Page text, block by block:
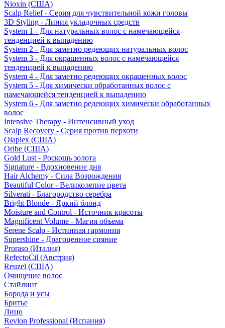
Nioxin (США)
Scalp Relief - Серия для чувствительной кожи головы
3D Styling - Линия укладочных средств
System 1 - Для натуральных волос с намечающейся
тенденцией к выпадению
System 2 - Для заметно редеющих натуральных волос
System 3 - Для окрашенных волос с намечающейся
тенденцией к выпадению
System 4 - Для заметно редеющих окрашенных волос
System 5 - Для химически обработанных волос с
намечающейся тенденцией к выпадению
System 6 - Для заметно редеющих химически обработанных
волос
Intensive Therapy - Интенсивный уход
Scalp Recovery - Серия против перхоти
Olaplex (США)
Oribe (США)
Gold Lust - Роскошь золота
Signature - Вдохновение дня
Hair Alchemy - Сила Возрождения
Beautiful Color - Великолепие цвета
Silverati - Благородство серебра
Bright Blonde - Яркий блонд
Moisture and Control - Источник красоты
Magnificent Volume - Магия объема
Serene Scalp - Истинная гармония
Supershine - Драгоценное сияние
Proraso (Италия)
RefectoCil (Австрия)
Reuzel (США)
Очищение волос
Стайлинг
Борода и усы
Бритье
Лицо
Revlon Professional (Испания)